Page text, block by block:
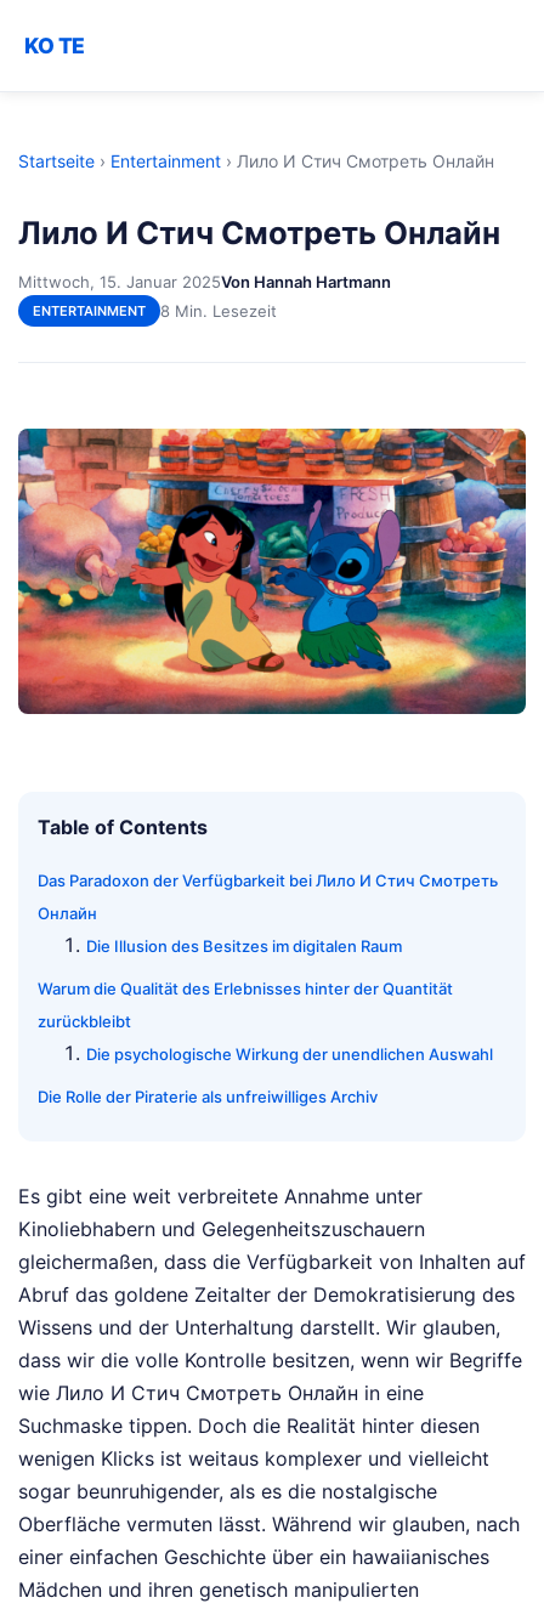
KO TE
Startseite › Entertainment › Лило И Стич Смотреть Онлайн
Лило И Стич Смотреть Онлайн
Mittwoch, 15. Januar 2025Von Hannah Hartmann
ENTERTAINMENT 8 Min. Lesezeit
Table of Contents
Das Paradoxon der Verfügbarkeit bei Лило И Стич Смотреть
Онлайн
Die Illusion des Besitzes im digitalen Raum
Warum die Qualität des Erlebnisses hinter der Quantität
zurückbleibt
Die psychologische Wirkung der unendlichen Auswahl
Die Rolle der Piraterie als unfreiwilliges Archiv
Es gibt eine weit verbreitete Annahme unter
Kinoliebhabern und Gelegenheitszuschauern
gleichermaßen, dass die Verfügbarkeit von Inhalten auf
Abruf das goldene Zeitalter der Demokratisierung des
Wissens und der Unterhaltung darstellt. Wir glauben,
dass wir die volle Kontrolle besitzen, wenn wir Begriffe
wie Лило И Стич Смотреть Онлайн in eine
Suchmaske tippen. Doch die Realität hinter diesen
wenigen Klicks ist weitaus komplexer und vielleicht
sogar beunruhigender, als es die nostalgische
Oberfläche vermuten lässt. Während wir glauben, nach
einer einfachen Geschichte über ein hawaiianisches
Mädchen und ihren genetisch manipulierten